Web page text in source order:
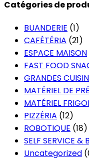
Catégories de
BUANDERIE (1)
CAFÉTÉRIA (21)
ESPACE MAISON
FAST FOOD
GRANDES
MATÉRIEL DE
MATÉRIEL
PIZZÉRIA (12)
ROBOTIQUE (18)
SELF SERVICE &
Uncategorized